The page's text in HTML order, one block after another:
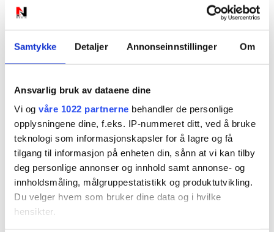
Samtykke Detaljer Annonseinnstillinger Om
Ansvarlig bruk av dataene dine
Vi og våre 1022 partnerne behandler de personlige
opplysningene dine, f.eks. IP-nummeret ditt, ved å bruke
teknologi som informasjonskapsler for å lagre og få
tilgang til informasjon på enheten din, sånn at vi kan tilby
deg personlige annonser og innhold samt annonse- og
innholdsmåling, målgruppestatistikk og produktutvikling.
Du velger hvem som bruker dine data og i hvilke
hensikter.
PLUS
Det er ikke bare burgerne
som får oppmerksomhet:
– Er jo ganske søt da